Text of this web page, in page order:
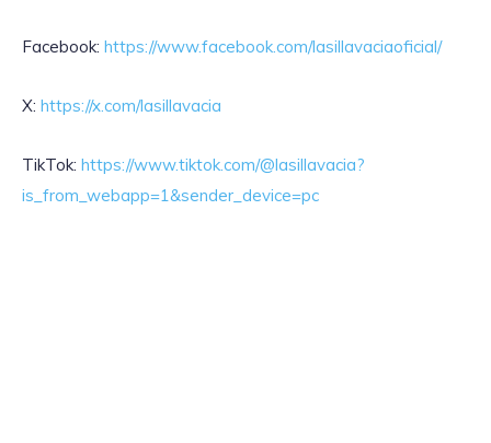
Facebook: https://www.facebook.com/lasillavaciaoficial/
X: https://x.com/lasillavacia
TikTok: https://www.tiktok.com/@lasillavacia?
is_from_webapp=1&sender_device=pc